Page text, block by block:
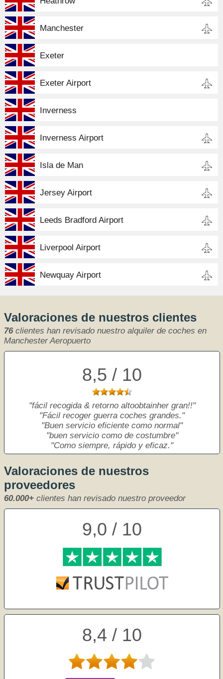
Manchester
Exeter
Exeter Airport
Inverness
Inverness Airport
Isla de Man
Jersey Airport
Leeds Bradford Airport
Liverpool Airport
Newquay Airport
Valoraciones de nuestros clientes
76clientes han revisado nuestro alquiler de coches en
Manchester Aeropuerto
8,5 / 10
fácil recogida & retorno altoobtainher gran!!
Fácil recoger guerra coches grandes.
Buen servicio eficiente como normal
buen servicio como de costumbre
Como siempre, rápido y eficaz.
Valoraciones de nuestros
proveedores
60.000+ clientes han revisado nuestro proveedor
9,0 / 10
8,4 / 10